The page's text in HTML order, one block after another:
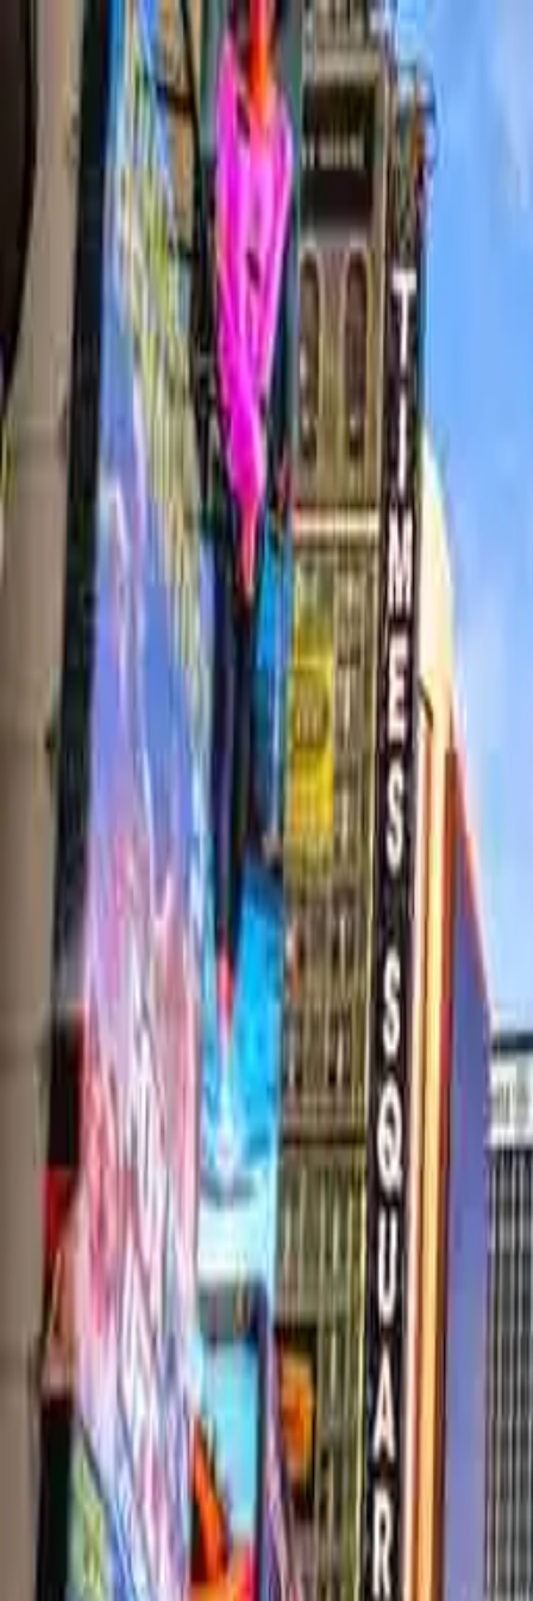
conCarlo
Cosa vedere